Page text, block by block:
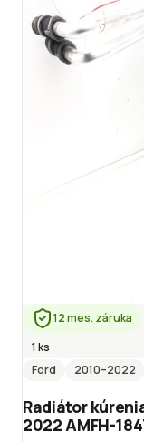
12 mes. záruka
1 ks
Ford
2010–2022
Radiátor
2022 AMFH-